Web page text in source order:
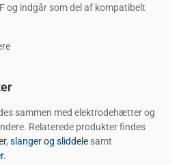
og indgår som del af kompatibelt
sammen med elektrodehætter og
Relaterede produkter findes
, slanger og sliddele samt
.